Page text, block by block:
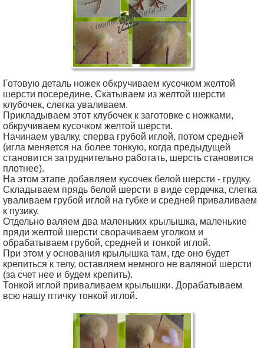
Готовую деталь ножек обкручиваем кусочком желтой
шерсти посередине. Скатываем из желтой шерсти
клубочек, слегка уваливаем.
Прикладываем этот клубочек к заготовке с ножками,
обкручиваем кусочком желтой шерсти.
Начинаем увалку, сперва грубой иглой, потом средней
(игла меняется на более тонкую, когда предыдущей
становится затруднительно работать, шерсть становится
плотнее).
На этом этапе добавляем кусочек белой шерсти - грудку.
Складываем прядь белой шерсти в виде сердечка, слегка
уваливаем грубой иглой на губке и средней приваливаем
к пузику.
Отдельно валяем два маленьких крылышка, маленькие
пряди желтой шерсти сворачиваем уголком и
обрабатываем грубой, средней и тонкой иглой.
При этом у основания крылышка там, где оно будет
крепиться к телу, оставляем немного не валяной шерсти
(за счет нее и будем крепить).
Тонкой иглой приваливаем крылышки. Дорабатываем
всю нашу птичку тонкой иглой.